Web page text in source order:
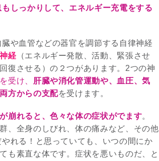
しっかりして、エネルギー充電をする
や血管などの器官を調節する自律神経
経 （エネルギー発散、活動、緊張させ
復させる）の２つがあります。2つの神
を受け、 肝臓や消化管運動や、血圧、気
方からの支配を受けます。
崩れると、色々な体の症状がでます。
、全身のしびれ、体の痛みなど、その他
れる！と思っていても、いつの間にか
も素直な体です。症状を悪いものだ、と
スピリチュアルは現実を動
かす原動力～あ…